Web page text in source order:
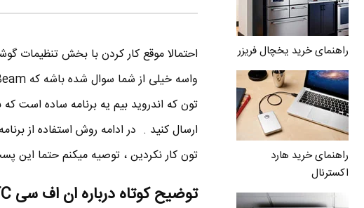
راهنمای خرید یخچال فریزر
راهنمای خرید هارد
اکسترنال
تون کار نکردین ، توصیه میکنم حتما این
توضیح کوتاه درباره ان اف سی NFC